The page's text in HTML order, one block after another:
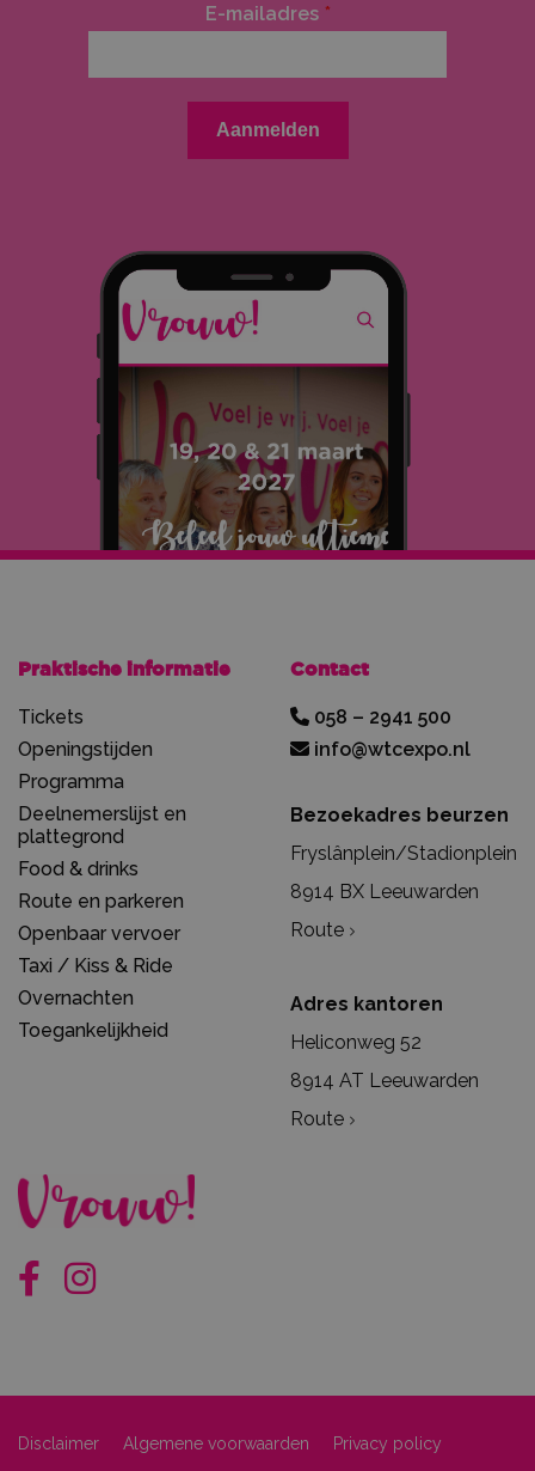
E-mailadres*
Praktische informatie
Tickets
Openingstijden
Programma
Deelnemerslijst en
plattegrond
Food & drinks
Route en parkeren
Openbaar vervoer
Taxi / Kiss & Ride
Overnachten
Toegankelijkheid
Contact
058 – 2941 500
info@wtcexpo.nl
Bezoekadres beurzen
Fryslânplein/Stadionplein
8914 BX Leeuwarden
Route
Adres kantoren
Heliconweg 52
8914 AT Leeuwarden
Route
Disclaimer Algemene voorwaarden Privacy policy